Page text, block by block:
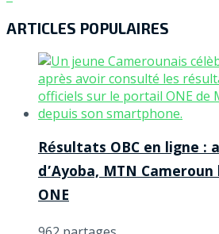
ARTICLES POPULAIRES
Résultats OBC en ligne :
d’Ayoba, MTN
ONE